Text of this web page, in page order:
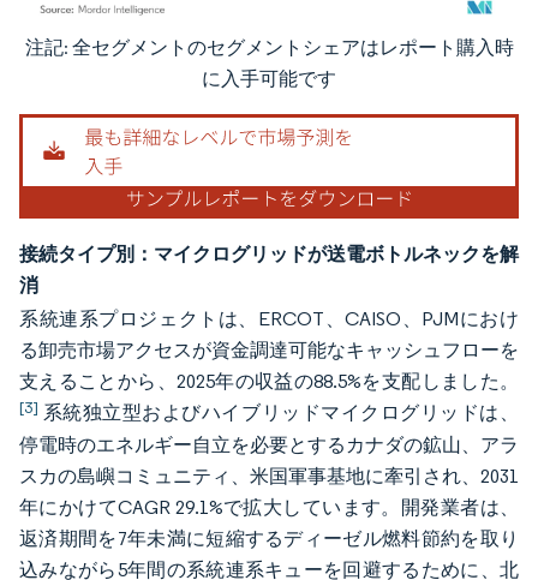
画像 © Mordor Intelligence。再利用にはCC BY 4.0の表示が必要です。
注記: 全セグメントのセグメントシェアはレポート購入時
に入手可能です
接続タイプ別：マイクログリッドが送電ボトルネックを解
消
系統連系プロジェクトは、ERCOT、CAISO、PJMにおけ
る卸売市場アクセスが資金調達可能なキャッシュフローを
支えることから、2025年の収益の88.5%を支配しました。
[3] 系統独立型およびハイブリッドマイクログリッドは、
停電時のエネルギー自立を必要とするカナダの鉱山、アラ
スカの島嶼コミュニティ、米国軍事基地に牽引され、2031
年にかけてCAGR 29.1%で拡大しています。開発業者は、
返済期間を7年未満に短縮するディーゼル燃料節約を取り
込みながら5年間の系統連系キューを回避するために、北